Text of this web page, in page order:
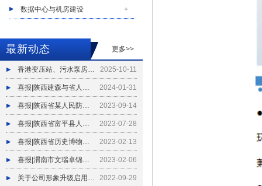
数据中心与机房建设 +
最新动态 更多>>
香港变压站、污水泵房水动力全自动防洪闸试水验收 2025-10-11
喜报|陕西建森与省人防设计院建立战略合作关系 2024-01-31
喜报|陕西省某人民防空办公室地下车库水动力全自动防洪闸试水验收 2023-09-14
喜报|陕西省富平县人防广场水动力全自动防洪闸试水验收 2023-07-28
喜报|陕西省历史博物馆馆区室外坡道水动力全自动防洪闸试水验收 2023-02-13
喜报|渭南市文瑞卓锦花园城项目水动力全自动防洪闸试水验收 2023-02-06
关于公司形象升级启用新LOGO通知 2022-09-29